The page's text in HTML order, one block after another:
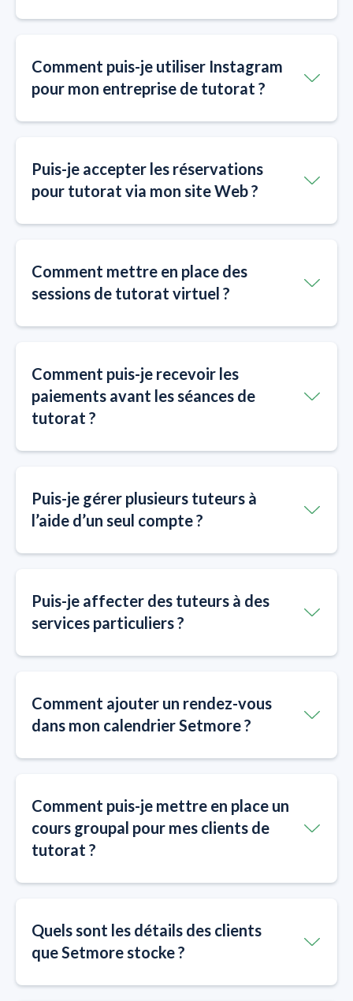
Comment puis-je utiliser Instagram
pour mon entreprise de tutorat ?
Puis-je accepter les réservations
pour tutorat via mon site Web ?
Comment mettre en place des
sessions de tutorat virtuel ?
Comment puis-je recevoir les
paiements avant les séances de
tutorat ?
Puis-je gérer plusieurs tuteurs à
l’aide d’un seul compte ?
Puis-je affecter des tuteurs à des
services particuliers ?
Comment ajouter un rendez-vous
dans mon calendrier Setmore ?
Comment puis-je mettre en place un
cours groupal pour mes clients de
tutorat ?
Quels sont les détails des clients
que Setmore stocke ?